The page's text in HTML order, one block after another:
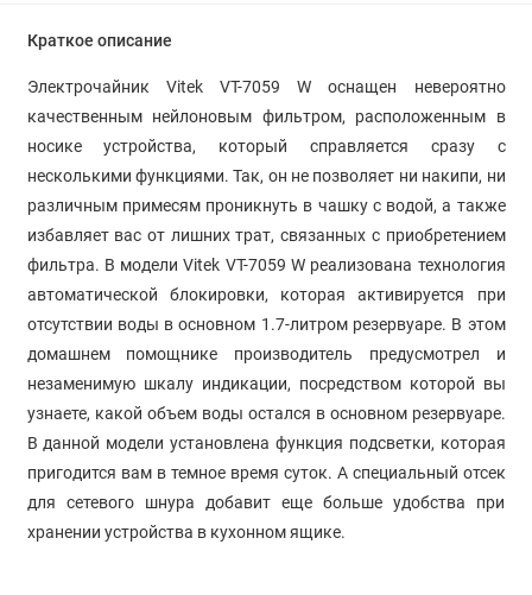
Краткое описание
Электрочайник Vitek VT-7059 W оснащен невероятно
качественным нейлоновым фильтром, расположенным в
носике устройства, который справляется сразу с
несколькими функциями. Так, он не позволяет ни накипи, ни
различным примесям проникнуть в чашку с водой, а также
избавляет вас от лишних трат, связанных с приобретением
фильтра. В модели Vitek VT-7059 W реализована технология
автоматической блокировки, которая активируется при
отсутствии воды в основном 1.7-литром резервуаре. В этом
домашнем помощнике производитель предусмотрел и
незаменимую шкалу индикации, посредством которой вы
узнаете, какой объем воды остался в основном резервуаре.
В данной модели установлена функция подсветки, которая
пригодится вам в темное время суток. А специальный отсек
для сетевого шнура добавит еще больше удобства при
хранении устройства в кухонном ящике.